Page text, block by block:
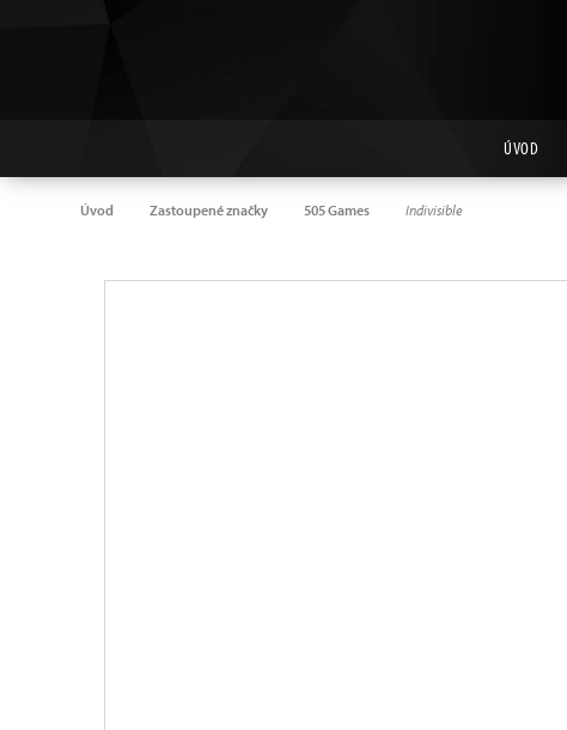
ÚVOD
Úvod Zastoupené značky 505 Games Indivisible